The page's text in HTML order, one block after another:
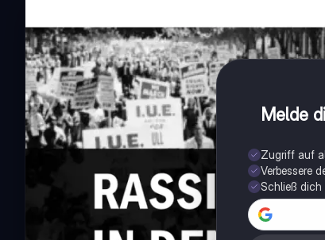
Melde
Zugriff auf
Verbessere
Schließ dich